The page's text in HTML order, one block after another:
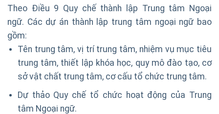
Theo Điều 9 Quy chế thành lập Trung tâm Ngoại
ngữ. Các dự án thành lập trung tâm ngoại ngữ bao
gồm:
Tên trung tâm, vị trí trung tâm, nhiệm vụ mục tiêu
trung tâm, thiết lập khóa học, quy mô đào tạo, cơ
sở vật chất trung tâm, cơ cấu tổ chức trung tâm.
Dự thảo Quy chế tổ chức hoạt động của Trung
tâm Ngoại ngữ.